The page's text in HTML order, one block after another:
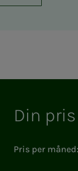
Din pris
Pris per måned: